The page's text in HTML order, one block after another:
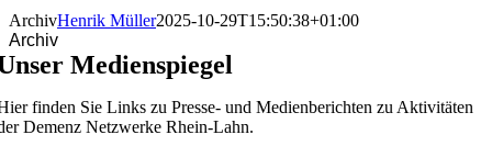
ArchivHenrik Müller2025-10-29T15:50:38+01:00
Archiv
Medienspiegel
finden Sie Links zu Presse- und Medienberichten zu Aktivitäten
Demenz Netzwerke Rhein-Lahn.